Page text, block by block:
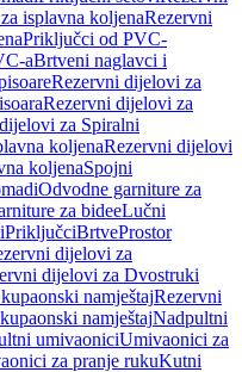
isplavna koljenaRezervni
Priključci od PVC-
aBrtveni naglavci i
Rezervni dijelovi za
Rezervni dijelovi za
za Spiralni
koljenaRezervni dijelovi
koljenaSpojni
Odvodne garniture za
za bideeLučni
PriključciBrtveProstor
dijelovi za
dijelovi za Dvostruki
namještajRezervni
namještajNadpultni
umivaoniciUmivaonici za
za pranje rukuKutni